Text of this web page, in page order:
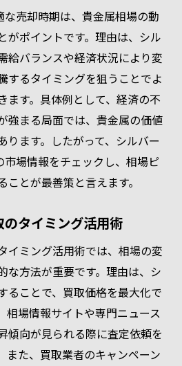
売却時期は、貴金属相場の動
がポイントです。理由は、シル
給バランスや経済状況により変
するタイミングを狙うことでよ
ます。具体例として、経済の不
強まる局面では、貴金属の価値
ります。したがって、シルバー
場情報をチェックし、相場ピ
とが最善策と言えます。
タイミング活用術
イミング活用術では、相場の変
な方法が重要です。理由は、シ
ることで、買取価格を最大化で
相場情報サイトや専門ニュース
傾向が見られる際に査定依頼を
また、買取業者のキャンペーン